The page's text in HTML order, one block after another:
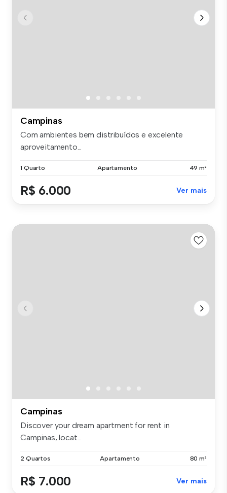
Campinas
Com ambientes bem distribuídos e excelente
aproveitamento...
1 Quarto Apartamento 49 m²
R$ 6.000 Ver mais
Campinas
Discover your dream apartment for rent in
Campinas, locat...
2 Quartos Apartamento 80 m²
R$ 7.000 Ver mais